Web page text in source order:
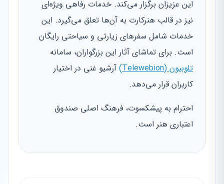
این عزیزان برگزار می‌کند. خدمات رفاهی ویژه‌ای
نیز در قالب هنرکارت به آن‌ها تعلق می‌گیرد. این
خدمات شامل سفرهای زیارتی و سیاحتی رایگان
است. برای تماشای آثار این بزرگواران، سامانه
تلوبیون (Telewebion)
آرشیو غنی در اختیار
کاربران قرار می‌دهد.
احترام به پیشکسوت، فرهنگ اصلی صندوق
اعتباری هنر است.